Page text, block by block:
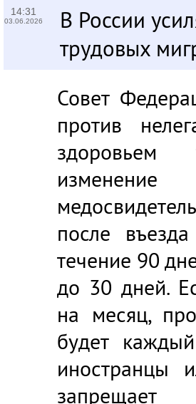
14:31
03.06.2026
В России
трудовых
Совет
против
здоровьем
после
течение 90
до 30 дней.
на месяц,
будет
иностранцы